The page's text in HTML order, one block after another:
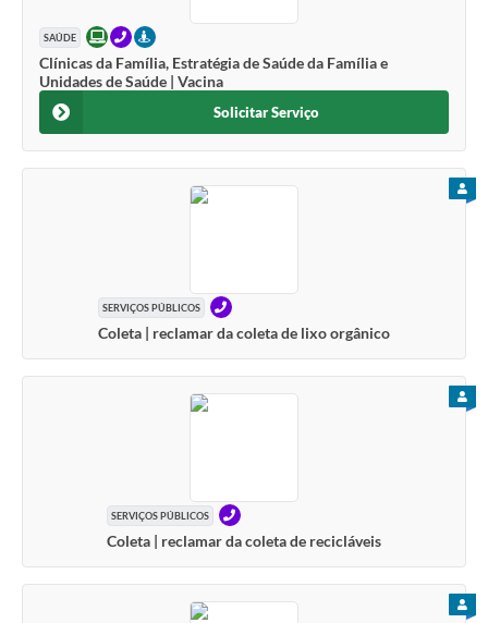
SAÚDE ONLINETELEFONEPRESENCIAL
Clínicas da Família, Estratégia de Saúde da Família e
Unidades de Saúde | Vacina
Solicitar Serviço
SERVIÇOS PÚBLICOS TELEFONE
Coleta | reclamar da coleta de lixo orgânico
SERVIÇOS PÚBLICOS TELEFONE
Coleta | reclamar da coleta de recicláveis